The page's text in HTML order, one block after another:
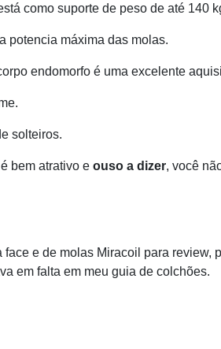
como suporte de peso de até 140
potencia máxima das molas.
endomorfo é uma excelente
solteiros.
bem atrativo e ouso a dizer, você
e de molas Miracoil para review,
em falta em meu guia de colchões.